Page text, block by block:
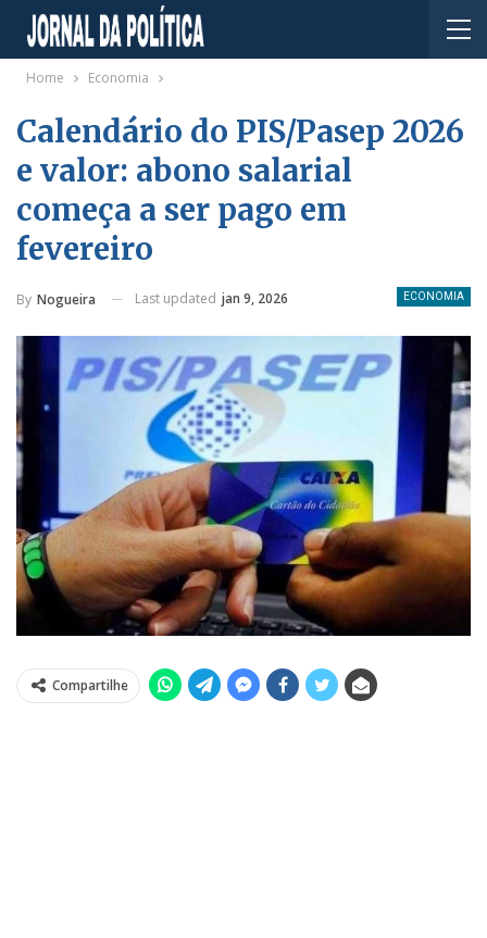
Home Economia
Calendário do PIS/Pasep 2026
e valor: abono salarial
começa a ser pago em
fevereiro
ECONOMIA
By Nogueira Last updated jan 9, 2026
Compartilhe